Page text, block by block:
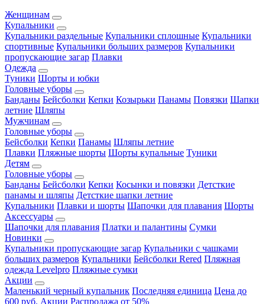
Женщинам
Купальники
Купальники раздельные Купальники сплошные Купальники
спортивные Купальники больших размеров Купальники
пропускающие загар Плавки
Одежда
Туники Шорты и юбки
Головные уборы
Банданы Бейсболки Кепки Козырьки Панамы Повязки Шапки
летние Шляпы
Мужчинам
Головные уборы
Бейсболки Кепки Панамы Шляпы летние
Плавки Пляжные шорты Шорты купальные Туники
Детям
Головные уборы
Банданы Бейсболки Кепки Косынки и повязки Детсткие
панамы и шляпы Детсткие шапки летние
Купальники Плавки и шорты Шапочки для плавания Шорты
Аксессуары
Шапочки для плавания Платки и палантины Сумки
Новинки
Купальники пропускающие загар Купальники с чашками
больших размеров Купальники Бейсболки Rered Пляжная
одежда Levelpro Пляжные сумки
Акции
Маленький черный купальник Последняя единица Цена до
600 руб. Акции Распродажа от 50%